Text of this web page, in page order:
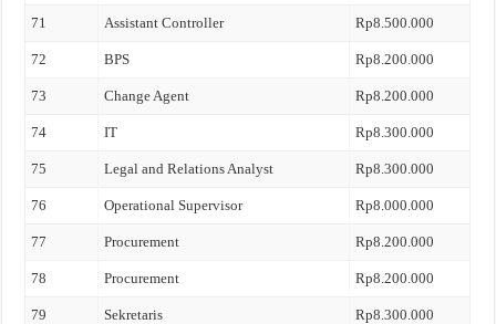
71 Assistant Controller Rp8.500.000
72 BPS Rp8.200.000
73 Change Agent Rp8.200.000
74 IT Rp8.300.000
75 Legal and Relations Analyst Rp8.300.000
76 Operational Supervisor Rp8.000.000
77 Procurement Rp8.200.000
78 Procurement Rp8.200.000
79 Sekretaris Rp8.300.000